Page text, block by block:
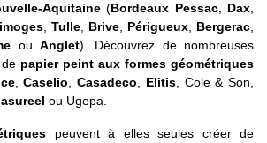
Aquitaine (Bordeaux Pessac, Dax,
, Tulle, Brive, Périgueux, Bergerac,
ouAnglet). Découvrez de nombreuses
papier peint aux formes géométriques
,Caselio, Casadeco, Elitis, Cole & Son,
ou Ugepa.
peuvent à elles seules créer de